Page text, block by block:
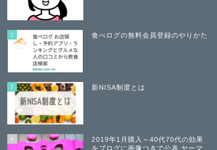
2 食べログの無料会員登録のやりかた
3 新NISA制度とは
4
2019年1月購入～40代70代の効果
をブログに画像つきで公表 ヤーマ